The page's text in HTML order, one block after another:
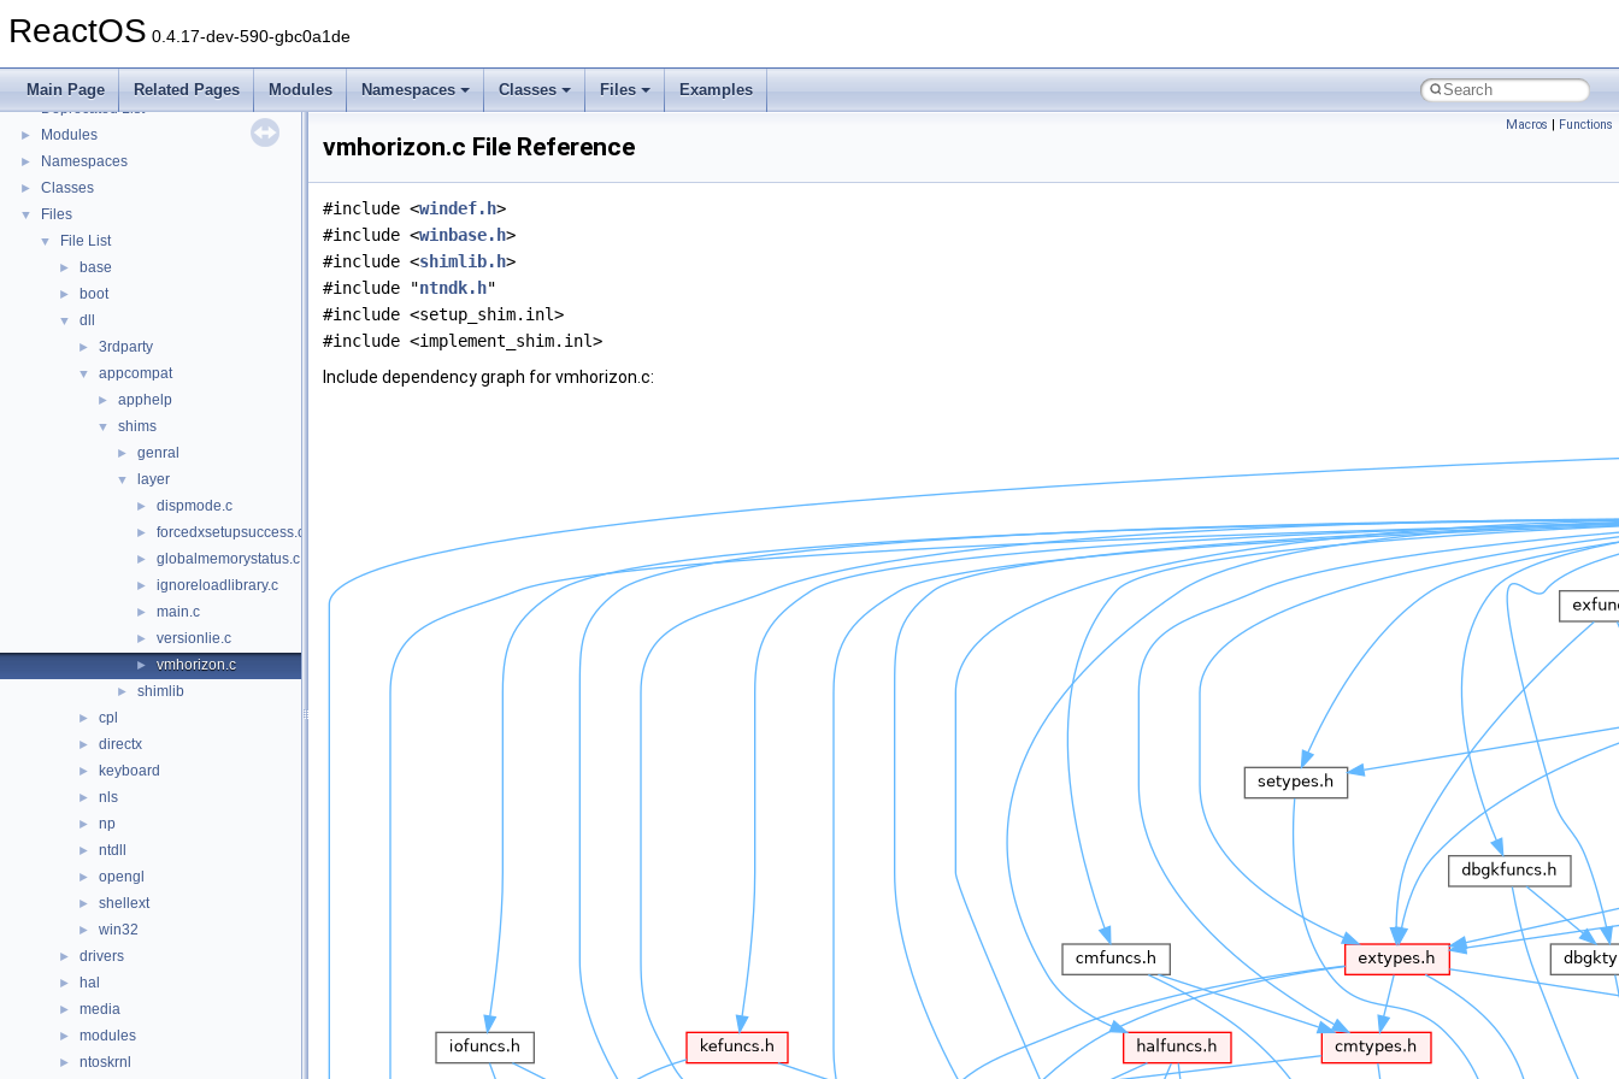
ReactOS 0.4.17-dev-590-gbc0a1de
Main Page Related Pages Modules Namespaces Classes Files Examples
BSD License
Todo List
Deprecated List
► Modules
► Namespaces
► Classes
▼ Files
▼ File List
► base
► boot
▼ dll
► 3rdparty
▼ appcompat
► apphelp
▼ shims
► genral
▼ layer
► dispmode.c
► forcedxsetupsuccess.c
► globalmemorystatus.c
► ignoreloadlibrary.c
► main.c
► versionlie.c
► vmhorizon.c
► shimlib
► cpl
► directx
► keyboard
► nls
► np
► ntdll
► opengl
► shellext
► win32
► drivers
► hal
► media
► modules
► ntoskrnl
Macros | Functions
vmhorizon.c File Reference
#include <windef.h>
#include <winbase.h>
#include <shimlib.h>
#include "ntndk.h"
#include <setup_shim.inl>
#include <implement_shim.inl>
Include dependency graph for vmhorizon.c: